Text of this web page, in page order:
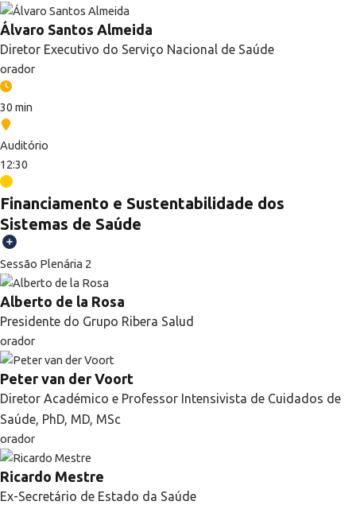
Álvaro Santos Almeida
Diretor Executivo do Serviço Nacional de Saúde
orador
30 min
Auditório
12:30
Financiamento e Sustentabilidade dos
Sistemas de Saúde
Sessão Plenária 2
Alberto de la Rosa
Presidente do Grupo Ribera Salud
orador
Peter van der Voort
Diretor Académico e Professor Intensivista de Cuidados de
Saúde, PhD, MD, MSc
orador
Ricardo Mestre
Ex-Secretário de Estado da Saúde